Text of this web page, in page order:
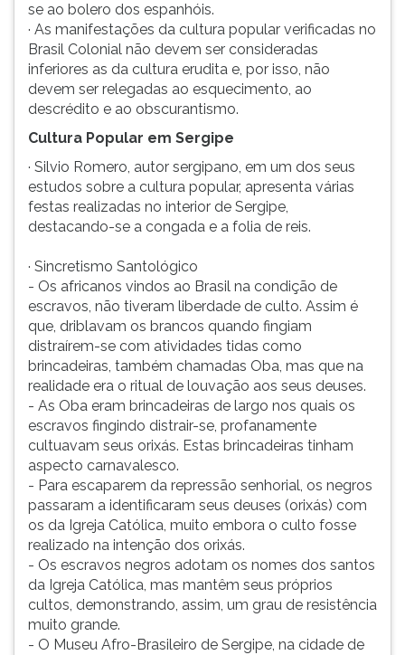
se ao bolero dos espanhóis.
· As manifestações da cultura popular verificadas no
Brasil Colonial não devem ser consideradas
inferiores as da cultura erudita e, por isso, não
devem ser relegadas ao esquecimento, ao
descrédito e ao obscurantismo.
Cultura Popular em Sergipe
· Silvio Romero, autor sergipano, em um dos seus
estudos sobre a cultura popular, apresenta várias
festas realizadas no interior de Sergipe,
destacando-se a congada e a folia de reis.
· Sincretismo Santológico
- Os africanos vindos ao Brasil na condição de
escravos, não tiveram liberdade de culto. Assim é
que, driblavam os brancos quando fingiam
distraírem-se com atividades tidas como
brincadeiras, também chamadas Oba, mas que na
realidade era o ritual de louvação aos seus deuses.
- As Oba eram brincadeiras de largo nos quais os
escravos fingindo distrair-se, profanamente
cultuavam seus orixás. Estas brincadeiras tinham
aspecto carnavalesco.
- Para escaparem da repressão senhorial, os negros
passaram a identificaram seus deuses (orixás) com
os da Igreja Católica, muito embora o culto fosse
realizado na intenção dos orixás.
- Os escravos negros adotam os nomes dos santos
da Igreja Católica, mas mantêm seus próprios
cultos, demonstrando, assim, um grau de resistência
muito grande.
- O Museu Afro-Brasileiro de Sergipe, na cidade de